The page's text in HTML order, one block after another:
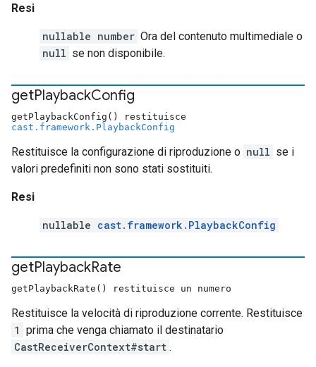
Resi
nullable number Ora del contenuto multimediale o
null se non disponibile.
getPlaybackConfig
getPlaybackConfig() restituisce
cast.framework.PlaybackConfig
Restituisce la configurazione di riproduzione o null se i
valori predefiniti non sono stati sostituiti.
Resi
nullable cast.framework.PlaybackConfig
getPlaybackRate
getPlaybackRate() restituisce un numero
Restituisce la velocità di riproduzione corrente. Restituisce
1 prima che venga chiamato il destinatario
CastReceiverContext#start .